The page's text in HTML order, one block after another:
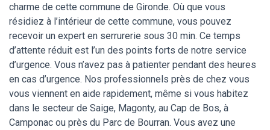
charme de cette commune de Gironde. Où que vous
résidiez à l’intérieur de cette commune, vous pouvez
recevoir un expert en serrurerie sous 30 min. Ce temps
d’attente réduit est l’un des points forts de notre service
d’urgence. Vous n’avez pas à patienter pendant des heures
en cas d’urgence. Nos professionnels près de chez vous
vous viennent en aide rapidement, même si vous habitez
dans le secteur de Saige, Magonty, au Cap de Bos, à
Camponac ou près du Parc de Bourran. Vous avez une